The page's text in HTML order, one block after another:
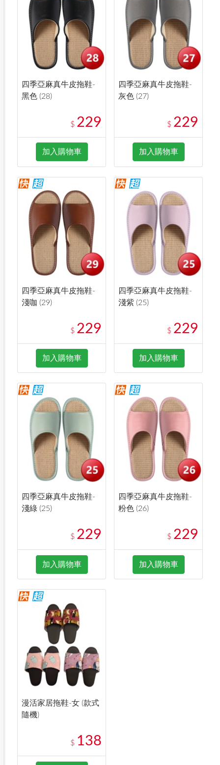
四季亞麻真牛皮拖鞋-
黑色 (28)
$ 229
加入購物車
四季亞麻真牛皮拖鞋-
灰色 (27)
$ 229
加入購物車
四季亞麻真牛皮拖鞋-
淺咖 (29)
$ 229
加入購物車
四季亞麻真牛皮拖鞋-
淺紫 (25)
$ 229
加入購物車
四季亞麻真牛皮拖鞋-
淺綠 (25)
$ 229
加入購物車
四季亞麻真牛皮拖鞋-
粉色 (26)
$ 229
加入購物車
漫活家居拖鞋-女 (款式
隨機)
$ 138